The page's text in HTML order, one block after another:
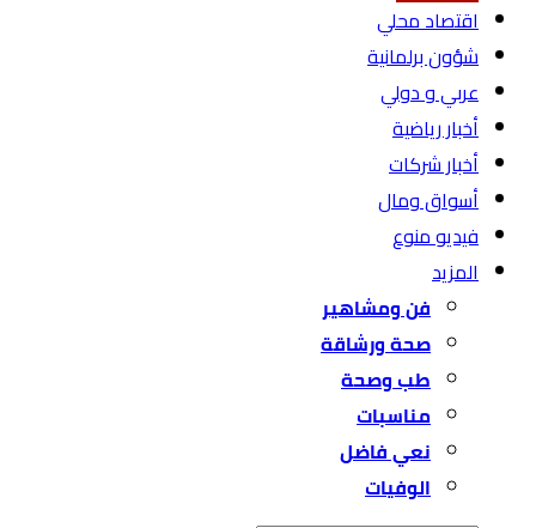
اقتصاد محلي
شؤون برلمانية
عربي و دولي
أخبار رياضية
أخبار شركات
أسواق ومال
فيديو منوع
المزيد
فن ومشاهير
صحة ورشاقة
طب وصحة
مناسبات
نعي فاضل
الوفيات